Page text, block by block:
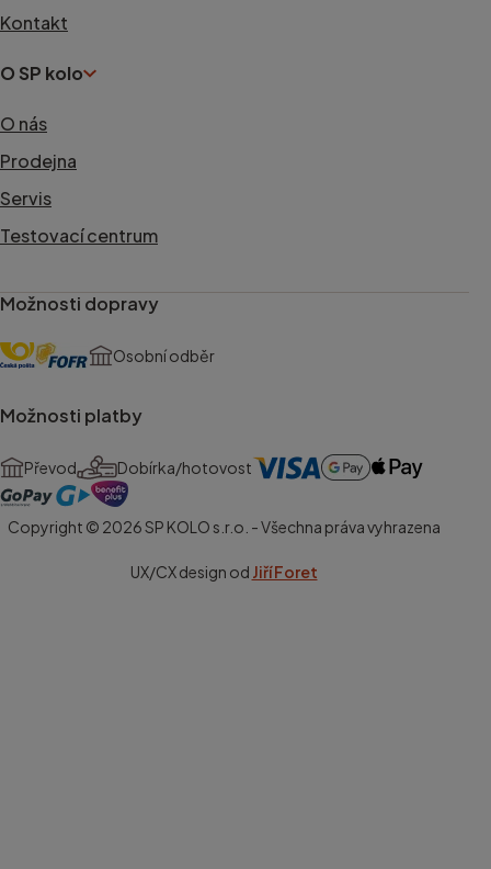
Kontakt
O SP kolo
O nás
Prodejna
Servis
Testovací centrum
Možnosti dopravy
Osobní odběr
Možnosti platby
Převod Dobírka/hotovost
Copyright © 2026 SP KOLO s.r.o. - Všechna práva vyhrazena
UX/CX design od Jiří Foret